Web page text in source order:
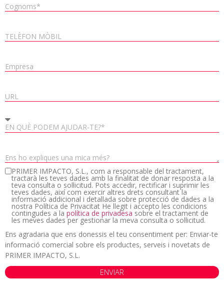
PRIMER IMPACTO, S.L., com a responsable del tractament,
tractarà les teves dades amb la finalitat de donar resposta a la
teva consulta o sol·licitud. Pots accedir, rectificar i suprimir les
teves dades, així com exercir altres drets consultant la
informació addicional i detallada sobre protecció de dades a la
nostra Política de Privacitat He llegit i accepto les condicions
contingudes a la política de privadesa sobre el tractament de
les meves dades per gestionar la meva consulta o sol·licitud.
Ens agradaria que ens donessis el teu consentiment per: Enviar-te
informació comercial sobre els productes, serveis i novetats de
PRIMER IMPACTO, S.L.
ENVIAR